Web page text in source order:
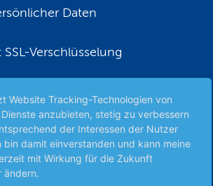
Daten
Verschlüsselung
Website Tracking-Technologien von
anzubieten, stetig zu verbessern
der Interessen der Nutzer
bin damit einverstanden und kann meine
mit Wirkung für die Zukunft
ändern.